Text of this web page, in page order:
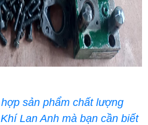
sản phẩm chất lượng
Lan Anh mà bạn cần biết